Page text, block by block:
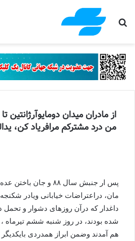
جستجو برای
از مادران میدان دومایوآرژانتین
من درد مشترکم مرافریاد کن،
پس ار جنبش سال ۸۸ و جان
مان، دراعتراضات خیابانی ویادر
داغدار که درآن روزهای دشوار و تحمل
شده بودند، در روز شنبه ششم تیرماه ،
هم آمدند وضمن ابراز همدردی بایکدیگر